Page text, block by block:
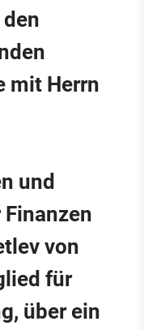
mit Herrn
und
von
für
über ein